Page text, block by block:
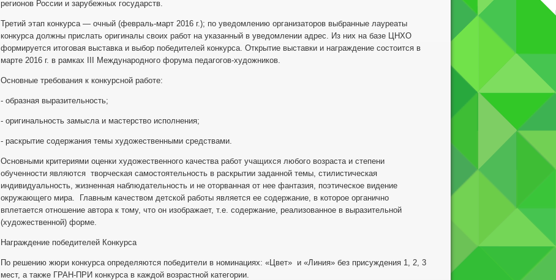
регионов России и зарубежных государств.
Третий этап конкурса — очный (февраль-март 2016 г.); по уведомлению организаторов выбранные лауреаты
конкурса должны прислать оригиналы своих работ на указанный в уведомлении адрес. Из них на базе ЦНХО
формируется итоговая выставка и выбор победителей конкурса. Открытие выставки и награждение состоится в
марте 2016 г. в рамках III Международного форума педагогов-художников.
Основные требования к конкурсной работе:
- образная выразительность;
- оригинальность замысла и мастерство исполнения;
- раскрытие содержания темы художественными средствами.
Основными критериями оценки художественного качества работ учащихся любого возраста и степени
обученности являются творческая самостоятельность в раскрытии заданной темы, стилистическая
индивидуальность, жизненная наблюдательность и не оторванная от нее фантазия, поэтическое видение
окружающего мира. Главным качеством детской работы является ее содержание, в которое органично
вплетается отношение автора к тому, что он изображает, т.е. содержание, реализованное в выразительной
(художественной) форме.
Награждение победителей Конкурса
По решению жюри конкурса определяются победители в номинациях: «Цвет» и «Линия» без присуждения 1, 2, 3
мест, а также ГРАН-ПРИ конкурса в каждой возрастной категории.